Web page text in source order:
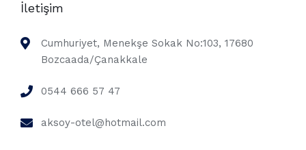
İletişim
Cumhuriyet, Menekşe Sokak No:103, 17680
Bozcaada/Çanakkale
0544 666 57 47
aksoy-otel@hotmail.com